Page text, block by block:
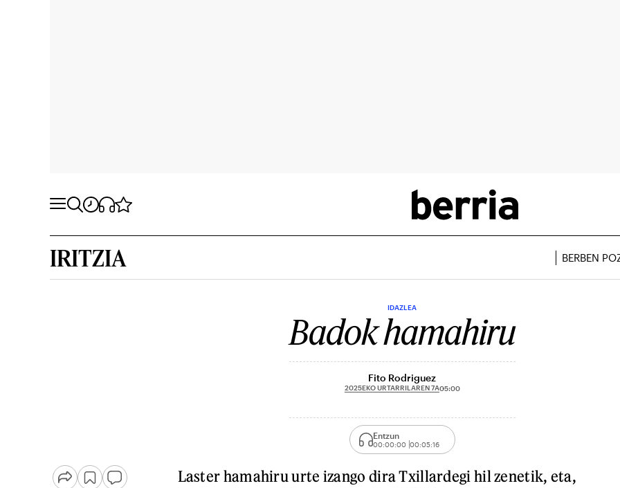
IRITZIA BERBEN
IDAZLEA
Badok hamahiru
Fito Rodriguez
2025EKO URTARRILAREN 7A05:00
Entzun
00:00:00 00:05:16
Laster hamahiru urte izango dira Txillardegi hil zenetik, eta,